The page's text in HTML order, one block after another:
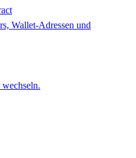
Wallet-Adressen und